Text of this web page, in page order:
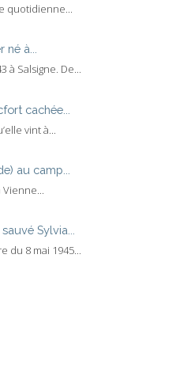
quotidienne...
à...
à Salsigne. De...
cachée...
vint à...
au camp...
Vienne...
Sylvia...
du 8 mai 1945...